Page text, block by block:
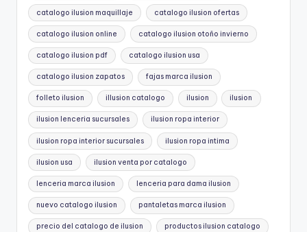
catalogo ilusion maquillaje catalogo ilusion ofertas
catalogo ilusion online catalogo ilusion otoño invierno
catalogo ilusion pdf catalogo ilusion usa
catalogo ilusion zapatos fajas marca ilusion
folleto ilusion illusion catalogo ilusion ilusion
ilusion lenceria sucursales ilusion ropa interior
ilusion ropa interior sucursales ilusion ropa intima
ilusion usa ilusion venta por catalogo
lenceria marca ilusion lenceria para dama ilusion
nuevo catalogo ilusion pantaletas marca ilusion
precio del catalogo de ilusion productos ilusion catalogo